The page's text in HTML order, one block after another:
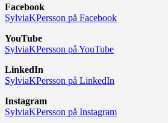
Facebook
SylviaKPersson på Facebook
YouTube
SylviaKPersson på YouTube
LinkedIn
SylviaKPersson på LinkedIn
Instagram
SylviaKPersson på Instagram